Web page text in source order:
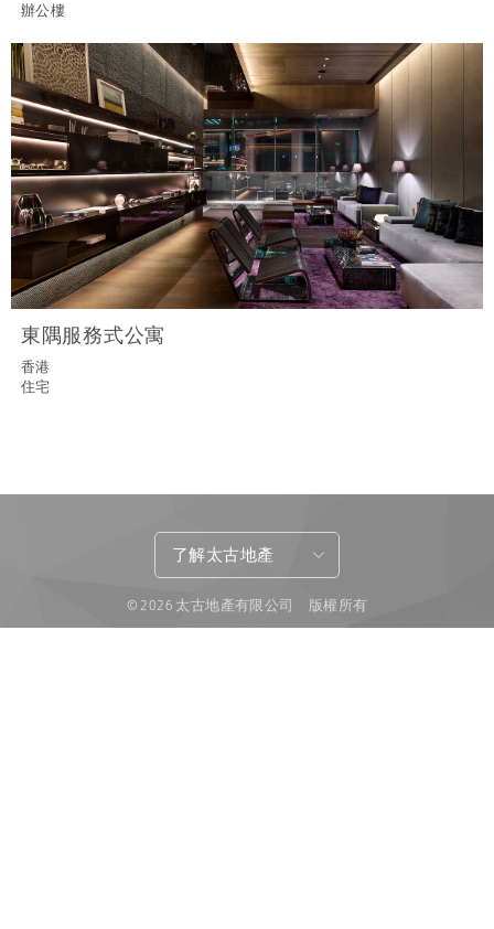
辦公樓
東隅服務式公寓
香港
住宅
了解太古地產
© 2026 太古地產有限公司 版權所有